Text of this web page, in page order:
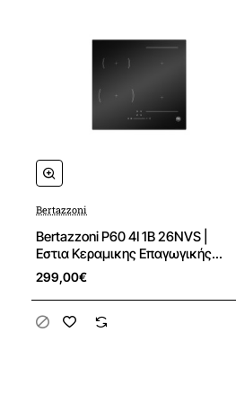
Εμπορικό σήμα BERTAZZONI
Οικογένεια προϊόντων
Χώρα κατασκευής Ιταλία
Εστίες μαγειρέματος
Bertazzoni
Bertazzoni P60 4I 1B 26NVS |
Εστια Κεραμικης Επαγωγικής
Τεχνολογίας
299,00€